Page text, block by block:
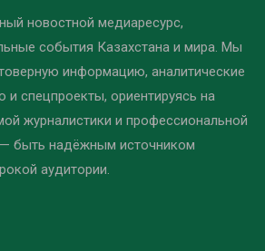
новостной медиаресурс,
события Казахстана и мира. Мы
информацию, аналитические
и спецпроекты, ориентируясь на
журналистики и профессиональной
быть надёжным источником
аудитории.